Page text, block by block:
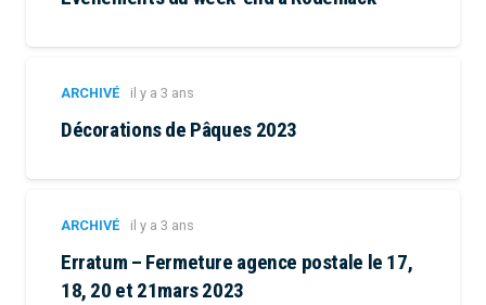
ARCHIVÉ il y a 3 ans
Décorations de Pâques 2023
ARCHIVÉ il y a 3 ans
Erratum – Fermeture agence postale le 17,
18, 20 et 21mars 2023